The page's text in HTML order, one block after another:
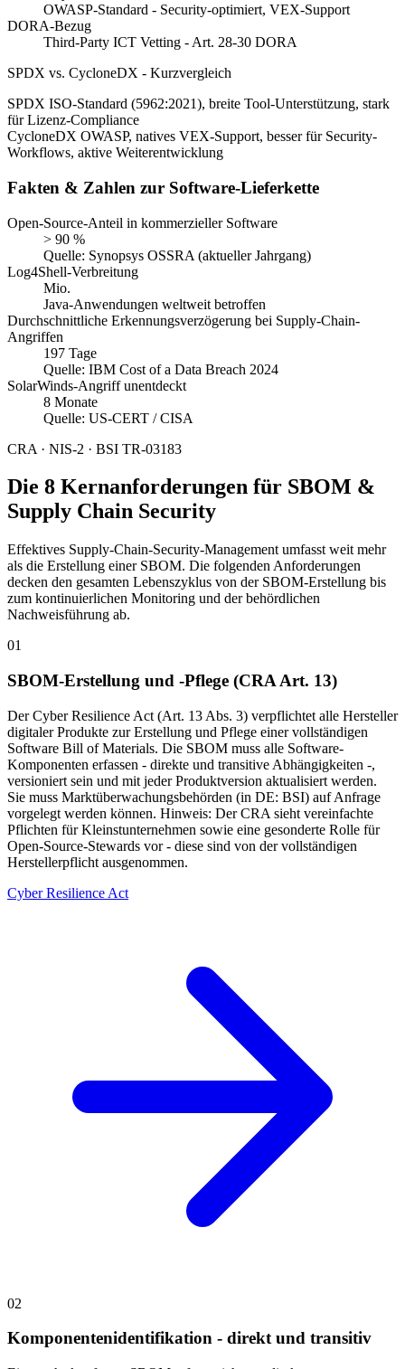
OWASP-Standard - Security-optimiert, VEX-Support
DORA-Bezug
Third-Party ICT Vetting - Art. 28-30 DORA
SPDX vs. CycloneDX - Kurzvergleich
SPDX ISO-Standard (5962:2021), breite Tool-Unterstützung, stark
für Lizenz-Compliance
CycloneDX OWASP, natives VEX-Support, besser für Security-
Workflows, aktive Weiterentwicklung
Fakten & Zahlen zur Software-Lieferkette
Open-Source-Anteil in kommerzieller Software
> 90 %
Quelle: Synopsys OSSRA (aktueller Jahrgang)
Log4Shell-Verbreitung
Mio.
Java-Anwendungen weltweit betroffen
Durchschnittliche Erkennungsverzögerung bei Supply-Chain-
Angriffen
197 Tage
Quelle: IBM Cost of a Data Breach 2024
SolarWinds-Angriff unentdeckt
8 Monate
Quelle: US-CERT / CISA
CRA · NIS-2 · BSI TR-03183
Die 8 Kernanforderungen für SBOM &
Supply Chain Security
Effektives Supply-Chain-Security-Management umfasst weit mehr
als die Erstellung einer SBOM. Die folgenden Anforderungen
decken den gesamten Lebenszyklus von der SBOM-Erstellung bis
zum kontinuierlichen Monitoring und der behördlichen
Nachweisführung ab.
01
SBOM-Erstellung und -Pflege (CRA Art. 13)
Der Cyber Resilience Act (Art. 13 Abs. 3) verpflichtet alle Hersteller
digitaler Produkte zur Erstellung und Pflege einer vollständigen
Software Bill of Materials. Die SBOM muss alle Software-
Komponenten erfassen - direkte und transitive Abhängigkeiten -,
versioniert sein und mit jeder Produktversion aktualisiert werden.
Sie muss Marktüberwachungsbehörden (in DE: BSI) auf Anfrage
vorgelegt werden können. Hinweis: Der CRA sieht vereinfachte
Pflichten für Kleinstunternehmen sowie eine gesonderte Rolle für
Open-Source-Stewards vor - diese sind von der vollständigen
Herstellerpflicht ausgenommen.
Cyber Resilience Act
02
Komponentenidentifikation - direkt und transitiv